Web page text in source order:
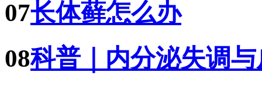
07长体藓怎么办
08科普｜内分泌失调